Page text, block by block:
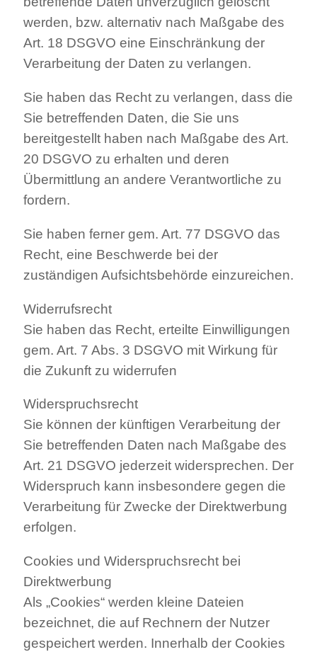
werden, bzw. alternativ nach Maßgabe des
Art. 18 DSGVO eine Einschränkung der
Verarbeitung der Daten zu verlangen.
Sie haben das Recht zu verlangen, dass die
Sie betreffenden Daten, die Sie uns
bereitgestellt haben nach Maßgabe des Art.
20 DSGVO zu erhalten und deren
Übermittlung an andere Verantwortliche zu
fordern.
Sie haben ferner gem. Art. 77 DSGVO das
Recht, eine Beschwerde bei der
zuständigen Aufsichtsbehörde einzureichen.
Widerrufsrecht
Sie haben das Recht, erteilte Einwilligungen
gem. Art. 7 Abs. 3 DSGVO mit Wirkung für
die Zukunft zu widerrufen
Widerspruchsrecht
Sie können der künftigen Verarbeitung der
Sie betreffenden Daten nach Maßgabe des
Art. 21 DSGVO jederzeit widersprechen. Der
Widerspruch kann insbesondere gegen die
Verarbeitung für Zwecke der Direktwerbung
erfolgen.
Cookies und Widerspruchsrecht bei
Direktwerbung
Als „Cookies“ werden kleine Dateien
bezeichnet, die auf Rechnern der Nutzer
gespeichert werden. Innerhalb der Cookies